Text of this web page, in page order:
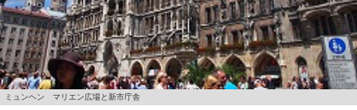
ミュンヘン マリエン広場と新市庁舎